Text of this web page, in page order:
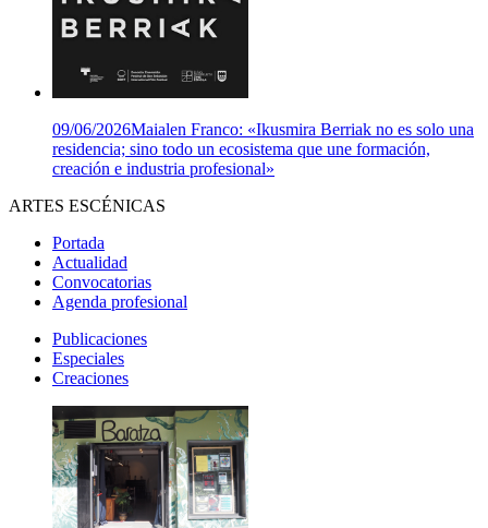
09/06/2026Maialen Franco: «Ikusmira Berriak no es solo una
residencia; sino todo un ecosistema que une formación,
creación e industria profesional»
ARTES ESCÉNICAS
Portada
Actualidad
Convocatorias
Agenda profesional
Publicaciones
Especiales
Creaciones